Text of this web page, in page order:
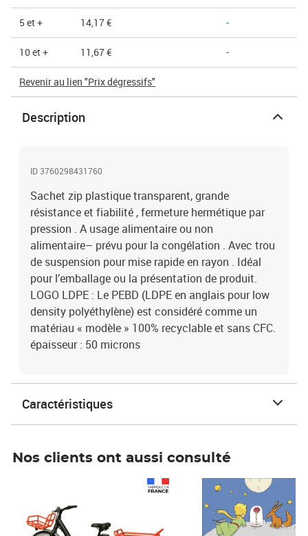
5 et + 14,17 € -
10 et + 11,67 € -
Revenir au lien "Prix dégressifs"
Description
ID 3760298431760
Sachet zip plastique transparent, grande
résistance et fiabilité , fermeture hermétique par
pression . A usage alimentaire ou non
alimentaire– prévu pour la congélation . Avec trou
de suspension pour mise rapide en rayon . Idéal
pour l’emballage ou la présentation de produit.
LOGO LDPE : Le PEBD (LDPE en anglais pour low
density polyéthylène) est considéré comme un
matériau « modèle » 100% recyclable et sans CFC.
épaisseur : 50 microns
Caractéristiques
Nos clients ont aussi consulté
Prix 6,25€ HT